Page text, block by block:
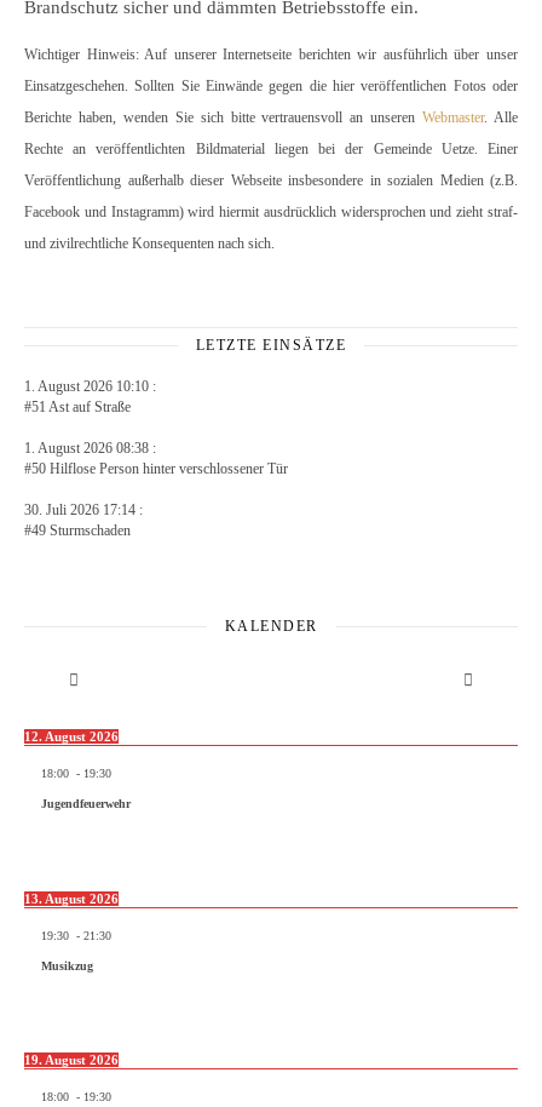
Brandschutz sicher und dämmten Betriebsstoffe ein.
Wichtiger Hinweis: Auf unserer Internetseite berichten wir ausführlich über unser
Einsatzgeschehen. Sollten Sie Einwände gegen die hier veröffentlichen Fotos oder
Berichte haben, wenden Sie sich bitte vertrauensvoll an unserenWebmaster. Alle
Rechte an veröffentlichten Bildmaterial liegen bei der Gemeinde Uetze. Einer
Veröffentlichung außerhalb dieser Webseite insbesondere in sozialen Medien (z.B.
Facebook und Instagramm) wird hiermit ausdrücklich widersprochen und zieht straf-
und zivilrechtliche Konsequenten nach sich.
LETZTE EINSÄTZE
1. August 2026 10:10 :
#51 Ast auf Straße
1. August 2026 08:38 :
#50 Hilflose Person hinter verschlossener Tür
30. Juli 2026 17:14 :
#49 Sturmschaden
KALENDER
12. August 2026
18:00 - 19:30
Jugendfeuerwehr
13. August 2026
19:30 - 21:30
Musikzug
19. August 2026
18:00 - 19:30